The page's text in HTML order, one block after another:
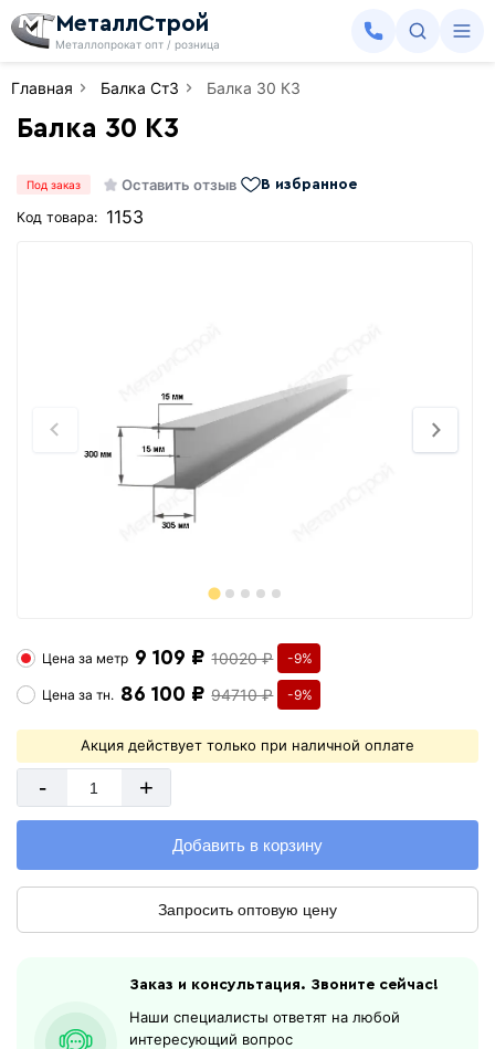
МеталлСтрой
Металлопрокат опт / розница
Главная Балка Ст3 Балка 30 К3
Балка 30 К3
Под заказ Оставить отзыв В избранное
Код товара: 1153
Цена за метр 9 109 ₽ 10020 ₽ -9%
Цена затн. 86 100 ₽ 94710 ₽ -9%
Акция действует только при наличной оплате
- +
Добавить в корзину
Запросить оптовую цену
Заказ и консультация. Звоните сейчас!
Наши специалисты ответят на любой
интересующий вопрос